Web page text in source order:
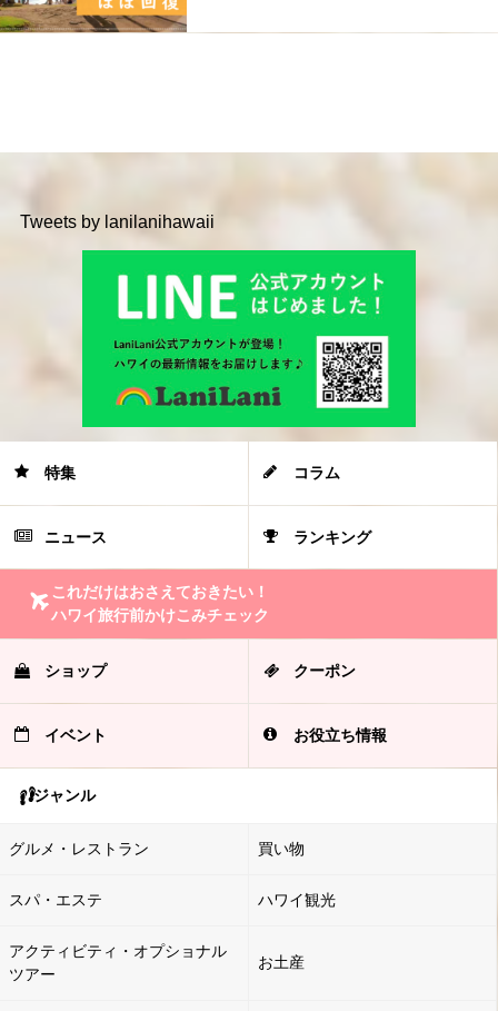
Tweets by lanilanihawaii
特集 コラム
ニュース ランキング
これだけはおさえておきたい！
ハワイ旅行前かけこみチェック
ショップ クーポン
イベント お役立ち情報
ジャンル
グルメ・レストラン 買い物
スパ・エステ ハワイ観光
アクティビティ・オプショナル
ツアー
お土産